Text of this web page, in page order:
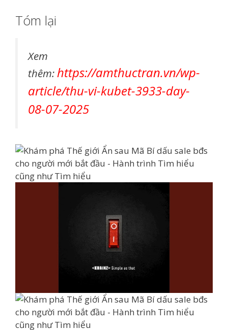
Tóm lại
Xem
thêm:https://amthuctran.vn/wp-
article/thu-vi-kubet-3933-day-
08-07-2025